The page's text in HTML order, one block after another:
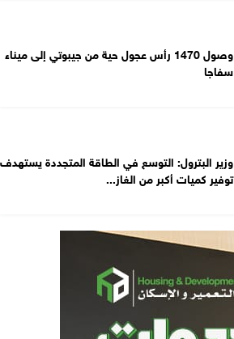
وصول 1470 رأس عجول حية من جيبوتي إلى ميناء
سفاجا
وزير البترول: التوسع في الطاقة المتجددة يستهدف
توفير كميات أكبر من الغاز...